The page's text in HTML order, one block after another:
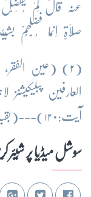
عنہ قَالَ لَمْ یُفَضَّلْ
صَلَاۃٍ اِنَّمَا فُضِّلَھُمْ
آیت:۱۲۰)---(بقیہ :صفحہ نمبر ۱۷)
سوشل میڈیا پر شِیئر